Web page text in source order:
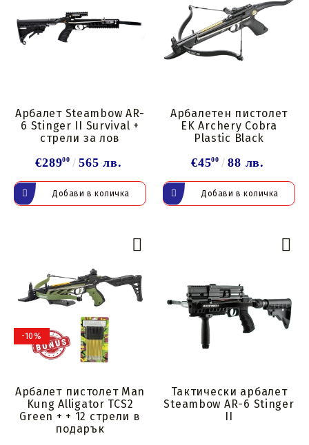
Арбалет Steambow AR-
6 Stinger II Survival +
стрели за лов
€28900 565 лв.
Арбалетен пистолет
EK Archery Cobra
Plastic Black
€4500 88 лв.
-10%
Арбалет пистолет Man
Kung Alligator TCS2
Green + + 12 стрели в
подарък
Тактически арбалет
Steambow AR-6 Stinger
II